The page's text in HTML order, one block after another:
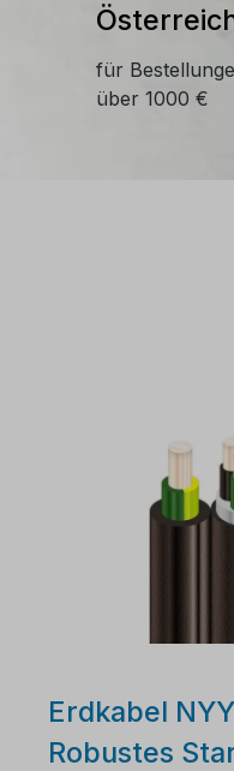
für
über 1000 €
Erdkabel
Robustes